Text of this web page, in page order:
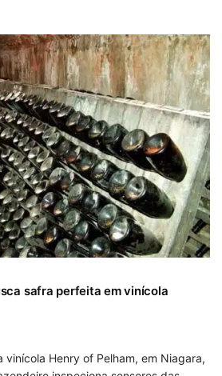
safra perfeita em vinícola
vinícola Henry of Pelham, em Niagara,